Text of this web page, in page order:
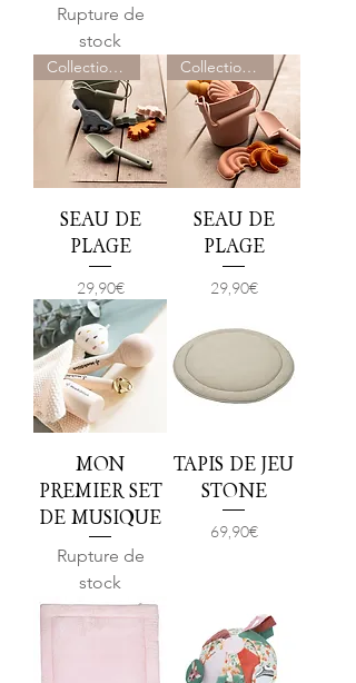
Rupture de
stock
Collection été
SEAU DE
PLAGE
Prix
29,90 €
Collection été
SEAU DE
PLAGE
Prix
29,90 €
MON
PREMIER SET
DE MUSIQUE
Rupture de
stock
TAPIS DE JEU
STONE
Prix
69,90 €